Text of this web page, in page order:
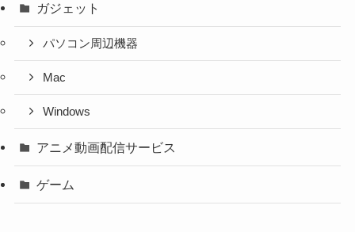
ガジェット
パソコン周辺機器
Mac
Windows
アニメ動画配信サービス
ゲーム